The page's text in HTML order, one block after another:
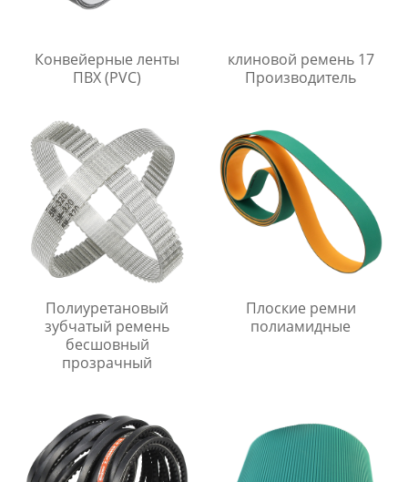
Конвейерные ленты
ПВХ (PVC)
клиновой ремень 17
Производитель
Полиуретановый
зубчатый ремень
бесшовный
прозрачный
Плоские ремни
полиамидные